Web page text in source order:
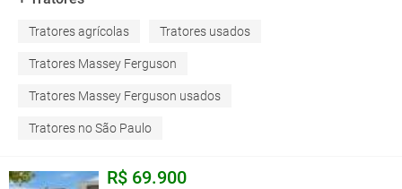
Tratores agrícolas Tratores usados
Tratores Massey Ferguson
Tratores Massey Ferguson usados
Tratores no São Paulo
R$ 69.900